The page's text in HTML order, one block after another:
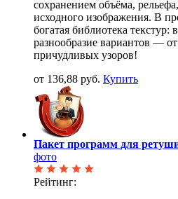
сохранением объёма,
исходного изображения. В
богатая библиотека
разнообразие вариантов —
причудливых узоров!
от 136,88 руб. Купить
Пакет программ для
фото
Рейтинг: